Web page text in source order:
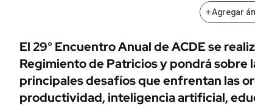
Municipios +Agregar
El 29° Encuentro Anual de ACDE se
Regimiento de Patricios y pondrá sobre
principales desafíos que enfrentan las
productividad, inteligencia artificial,